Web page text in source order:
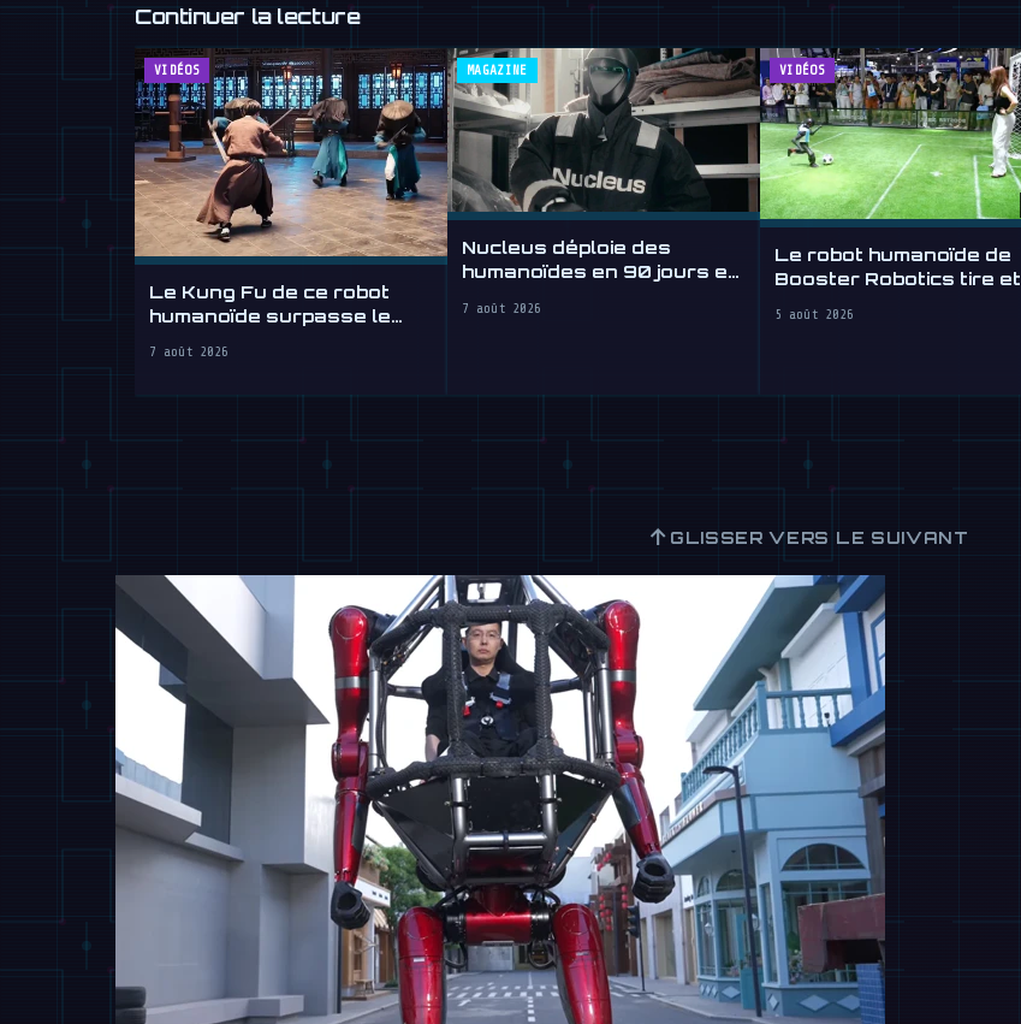
Continuer la lecture
VIDÉOS
Le Kung Fu de ce robot
humanoïde surpasse le
7 août 2026
MAGAZINE
Nucleus déploie des
humanoïdes en 90 jours et
7 août 2026
VIDÉOS
Le robot humanoïde de
Booster Robotics tire et
5 août 2026
↑ GLISSER VERS LE SUIVANT